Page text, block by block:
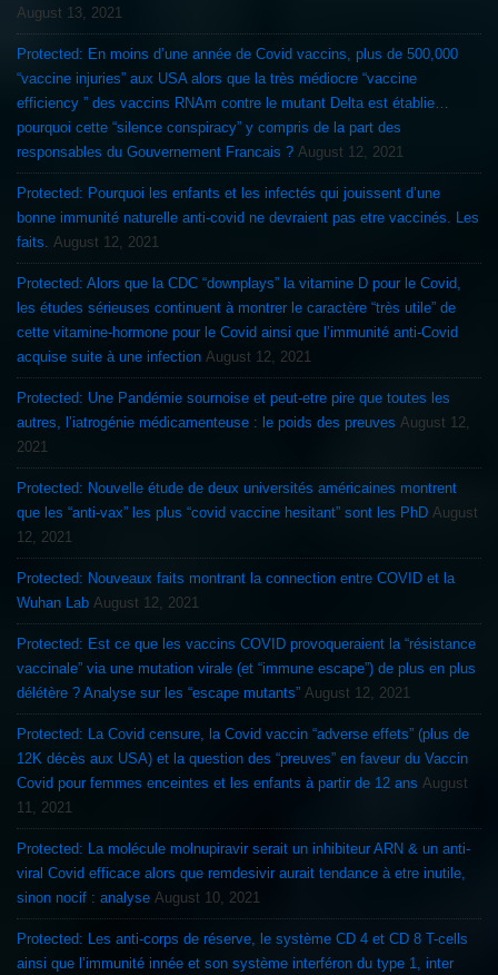
August 13, 2021
Protected: En moins d’une année de Covid vaccins, plus de 500,000
“vaccine injuries” aux USA alors que la très médiocre “vaccine
efficiency ” des vaccins RNAm contre le mutant Delta est établie…
pourquoi cette “silence conspiracy” y compris de la part des
responsables du Gouvernement Francais ? August 12, 2021
Protected: Pourquoi les enfants et les infectés qui jouissent d’une
bonne immunité naturelle anti-covid ne devraient pas etre vaccinés. Les
faits.
August 12, 2021
Protected: Alors que la CDC “downplays” la vitamine D pour le Covid,
les études sérieuses continuent à montrer le caractère “très utile” de
cette vitamine-hormone pour le Covid ainsi que l’immunité anti-Covid
acquise suite à une infection August 12, 2021
Protected: Une Pandémie sournoise et peut-etre pire que toutes les
autres, l’iatrogénie médicamenteuse : le poids des preuves August 12,
2021
Protected: Nouvelle étude de deux universités américaines montrent
que les “anti-vax” les plus “covid vaccine hesitant” sont les PhD August
12, 2021
Protected: Nouveaux faits montrant la connection entre COVID et la
Wuhan Lab August 12, 2021
Protected: Est ce que les vaccins COVID provoqueraient la “résistance
vaccinale” via une mutation virale (et “immune escape”) de plus en plus
délétère ? Analyse sur les “escape mutants” August 12, 2021
Protected: La Covid censure, la Covid vaccin “adverse effets” (plus de
12K décès aux USA) et la question des “preuves” en faveur du Vaccin
Covid pour femmes enceintes et les enfants à partir de 12 ans August
11, 2021
Protected: La molécule molnupiravir serait un inhibiteur ARN & un anti-
viral Covid efficace alors que remdesivir aurait tendance à etre inutile,
sinon nocif : analyse August 10, 2021
Protected: Les anti-corps de réserve, le système CD 4 et CD 8 T-cells
ainsi que l’immunité innée et son système interféron du type 1, inter